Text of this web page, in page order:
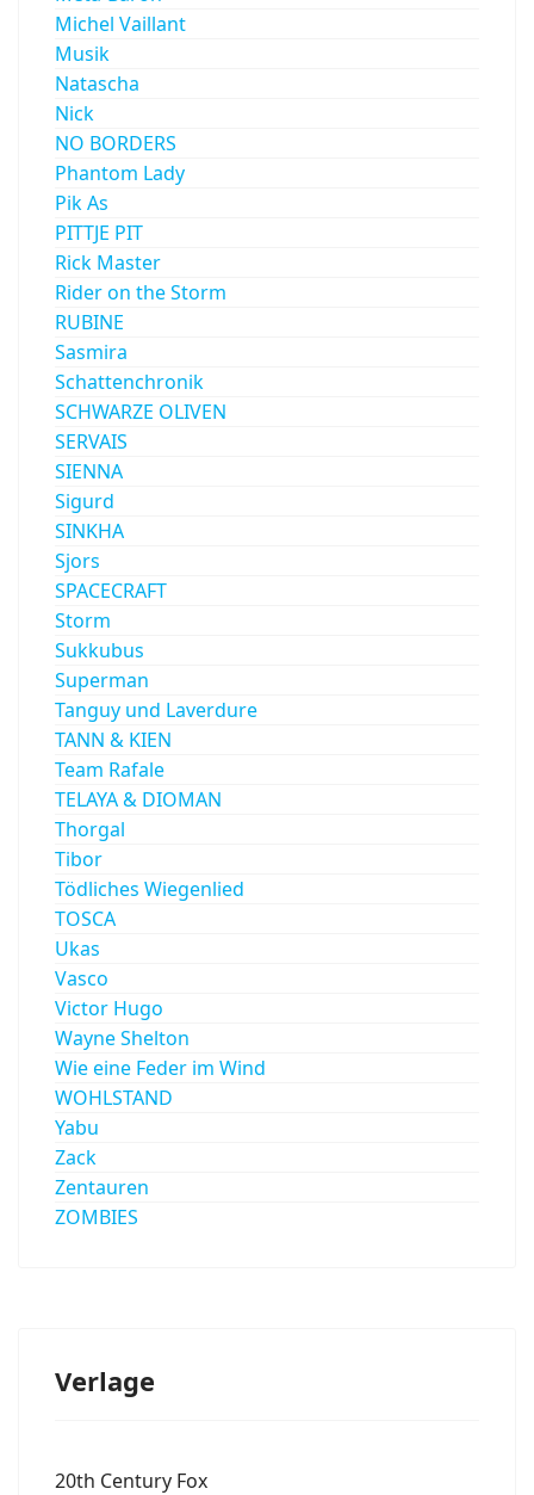
Michel Vaillant
Musik
Natascha
Nick
NO BORDERS
Phantom Lady
Pik As
PITTJE PIT
Rick Master
Rider on the Storm
RUBINE
Sasmira
Schattenchronik
SCHWARZE OLIVEN
SERVAIS
SIENNA
Sigurd
SINKHA
Sjors
SPACECRAFT
Storm
Sukkubus
Superman
Tanguy und Laverdure
TANN & KIEN
Team Rafale
TELAYA & DIOMAN
Thorgal
Tibor
Tödliches Wiegenlied
TOSCA
Ukas
Vasco
Victor Hugo
Wayne Shelton
Wie eine Feder im Wind
WOHLSTAND
Yabu
Zack
Zentauren
ZOMBIES
Verlage
20th Century Fox